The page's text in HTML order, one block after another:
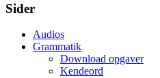
Sider
Audios
Grammatik
Download opgaver
Kendeord